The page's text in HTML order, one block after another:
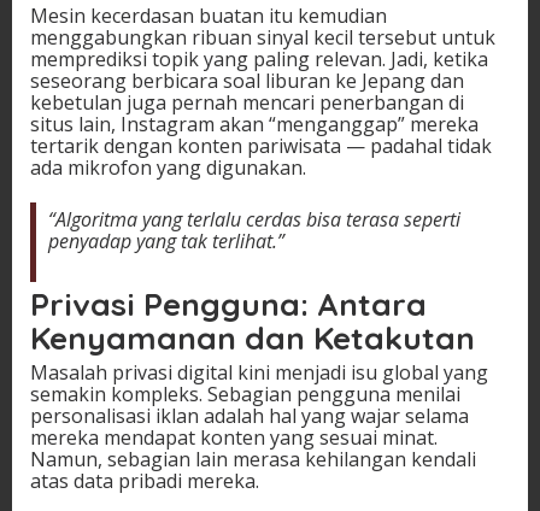
Mesin kecerdasan buatan itu kemudian
menggabungkan ribuan sinyal kecil tersebut untuk
memprediksi topik yang paling relevan. Jadi, ketika
seseorang berbicara soal liburan ke Jepang dan
kebetulan juga pernah mencari penerbangan di
situs lain, Instagram akan “menganggap” mereka
tertarik dengan konten pariwisata — padahal tidak
ada mikrofon yang digunakan.
“Algoritma yang terlalu cerdas bisa terasa seperti
penyadap yang tak terlihat.”
Privasi Pengguna: Antara
Kenyamanan dan Ketakutan
Masalah privasi digital kini menjadi isu global yang
semakin kompleks. Sebagian pengguna menilai
personalisasi iklan adalah hal yang wajar selama
mereka mendapat konten yang sesuai minat.
Namun, sebagian lain merasa kehilangan kendali
atas data pribadi mereka.